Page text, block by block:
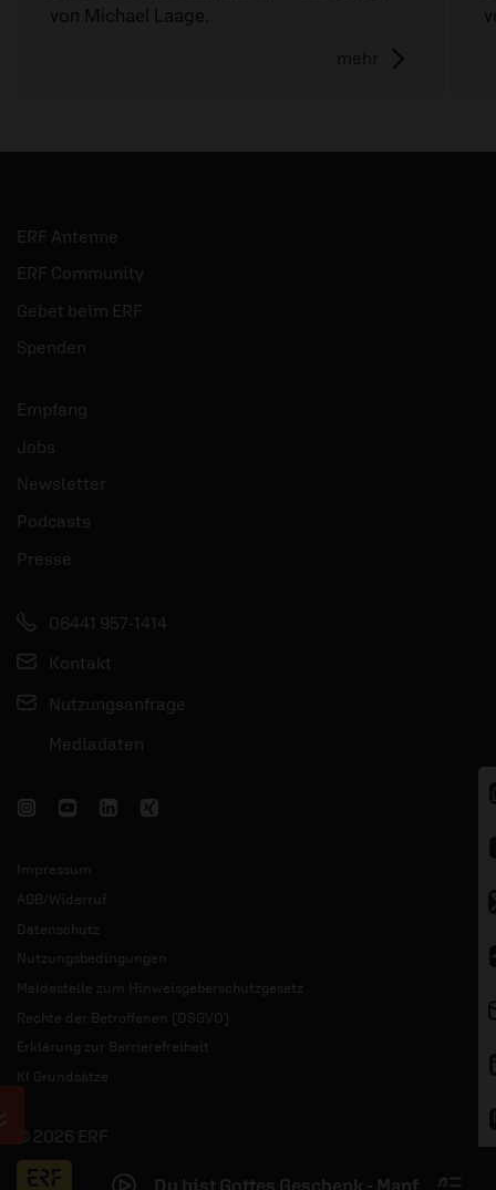
von Michael Laage.
mehr
ERF Antenne
ERF Community
Gebet beim ERF
Spenden
Empfang
Jobs
Newsletter
Podcasts
Presse
06441 957-1414
Kontakt
Nutzungsanfrage
Mediadaten
Impressum
AGB/Widerruf
Datenschutz
Nutzungsbedingungen
Meldestelle zum Hinweisgeberschutzgesetz
Rechte der Betroffenen (DSGVO)
Erklärung zur Barrierefreiheit
KI Grundsätze
© 2026 ERF
Du bist Gottes Geschenk - Manfred